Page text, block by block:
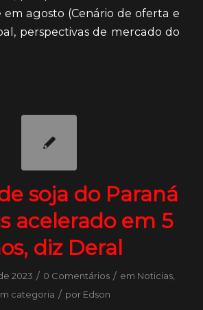
em agosto (Cenário de oferta e
perspectivas de mercado do
soja do Paraná
acelerado em 5
diz Deral
2023 / 0 Comentários / em Noticias,
categoria / por Edson